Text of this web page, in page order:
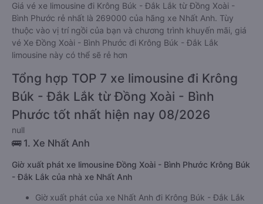
Giá vé xe limousine đi Krông Búk - Đắk Lắk từ Đồng Xoài -
Bình Phước rẻ nhất là 269000 của hãng xe Nhất Anh. Tùy
thuộc vào vị trí ngồi của bạn và chương trình khuyến mãi, giá
vé Xe Đồng Xoài - Bình Phước đi Krông Búk - Đắk Lắk
limousine này có thể sẽ rẻ hơn
Tổng hợp TOP 7 xe limousine đi Krông
Búk - Đắk Lắk từ Đồng Xoài - Bình
Phước tốt nhất hiện nay 08/2026
null
🚌 1. Xe Nhất Anh
Giờ xuất phát xe limousine Đồng Xoài - Bình Phước Krông Búk
- Đắk Lắk của nhà xe Nhất Anh
Giờ xuất phát của xe Nhất Anh đi Krông Búk - Đắk Lắk